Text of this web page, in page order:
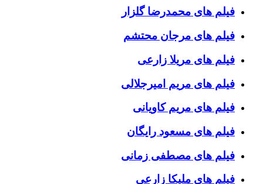
فیلم های محمدرضا گلزار
فیلم های مرجان محتشم
فیلم های مریلا زارعی
فیلم های مریم امیرجلالی
فیلم های مریم کاویانی
فیلم های مسعود رایگان
فیلم های مصطفی زمانی
فیلم های ملیکا زارعی